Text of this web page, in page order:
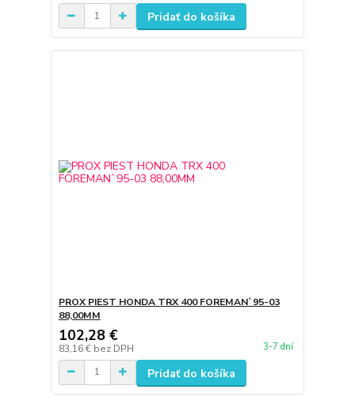
Pridať do košíka
PROX PIEST HONDA TRX 400 FOREMAN`95-03
88,00MM
102,28 €
83,16 € bez DPH 3-7 dní
Pridať do košíka